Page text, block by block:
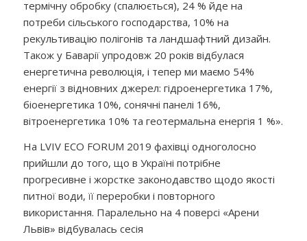
термічну обробку (спалюється), 24 % йде на
потреби сільського господарства, 10% на
рекультивацію полігонів та ландшафтний дизайн.
Також у Баварії упродовж 20 років відбулася
енергетична революція, і тепер ми маємо 54%
енергії з відновних джерел: гідроенергетика 17%,
біоенергетика 10%, сонячні панелі 16%,
вітроенергетика 10% та геотермальна енергія 1 %».
На LVIV ECO FORUM 2019 фахівці одноголосно
прийшли до того, що в Україні потрібне
прогресивне і жорстке законодавство щодо якості
питної води, її переробки і повторного
використання. Паралельно на 4 поверсі «Арени
Львів» відбувалась сесія